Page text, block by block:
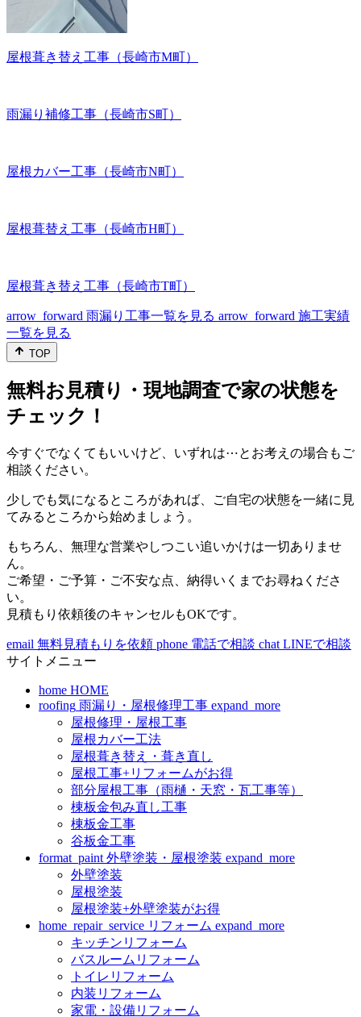
屋根葺き替え工事（長崎市M町）
雨漏り補修工事（長崎市S町）
屋根カバー工事（長崎市N町）
屋根葺替え工事（長崎市H町）
屋根葺き替え工事（長崎市T町）
arrow_forward 雨漏り工事一覧を見る arrow_forward 施工実績
一覧を見る
TOP
無料お見積り・現地調査で家の状態を
チェック！
今すぐでなくてもいいけど、いずれは⋯とお考えの場合もご
相談ください。
少しでも気になるところがあれば、ご自宅の状態を一緒に見
てみるところから始めましょう。
もちろん、無理な営業やしつこい追いかけは一切ありませ
ん。
ご希望・ご予算・ご不安な点、納得いくまでお尋ねくださ
い。
見積もり依頼後のキャンセルもOKです。
email 無料見積もりを依頼 phone 電話で相談 chat LINEで相談
サイトメニュー
home HOME
roofing 雨漏り・屋根修理工事 expand_more
屋根修理・屋根工事
屋根カバー工法
屋根葺き替え・葺き直し
屋根工事+リフォームがお得
部分屋根工事（雨樋・天窓・瓦工事等）
棟板金包み直し工事
棟板金工事
谷板金工事
format_paint 外壁塗装・屋根塗装 expand_more
外壁塗装
屋根塗装
屋根塗装+外壁塗装がお得
home_repair_service リフォーム expand_more
キッチンリフォーム
バスルームリフォーム
トイレリフォーム
内装リフォーム
家電・設備リフォーム